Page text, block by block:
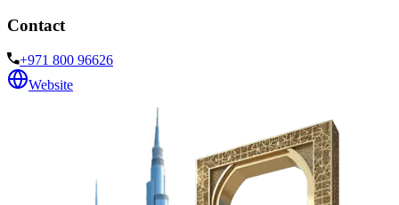
Contact
+971 800 96626
Website